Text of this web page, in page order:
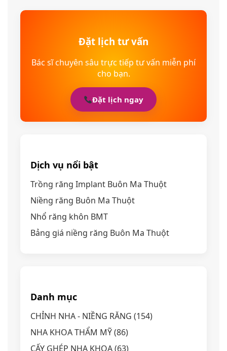
Đặt lịch tư vấn
Bác sĩ chuyên sâu trực tiếp tư vấn miễn phí
cho bạn.
Đặt lịch ngay
Dịch vụ nổi bật
Trồng răng Implant Buôn Ma Thuột
Niềng răng Buôn Ma Thuột
Nhổ răng khôn BMT
Bảng giá niềng răng Buôn Ma Thuột
Danh mục
CHỈNH NHA - NIỀNG RĂNG (154)
NHA KHOA THẨM MỸ(86)
CẤY GHÉP NHA KHOA(63)